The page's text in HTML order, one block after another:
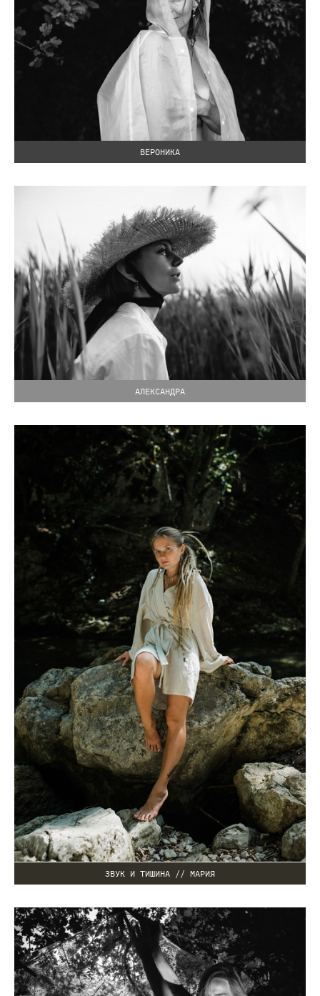
ВЕРОНИКА
АЛЕКСАНДРА
ЗВУК И ТИШИНА // МАРИЯ